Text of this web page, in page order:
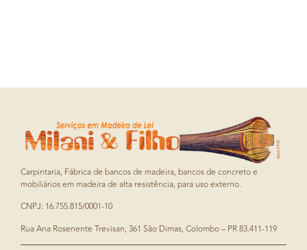
Carpintaria, Fábrica de bancos de madeira, bancos de concreto e
mobiliários em madeira de alta resistência, para uso externo.
CNPJ: 16.755.815/0001-10
Rua Ana Rosenente Trevisan, 361 São Dimas, Colombo – PR 83.411-119